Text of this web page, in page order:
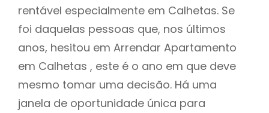
rentável especialmente em Calhetas. Se
foi daquelas pessoas que, nos últimos
anos, hesitou em Arrendar Apartamento
em Calhetas , este é o ano em que deve
mesmo tomar uma decisão. Há uma
janela de oportunidade única para